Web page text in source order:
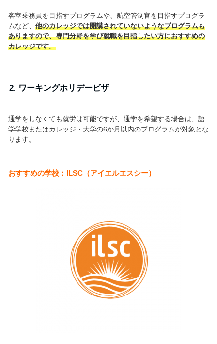
客室乗務員を目指すプログラムや、航空管制官を目指すプログラ
ムなど、 他のカレッジでは開講されていないようなプログラムも
ありますので、専門分野を学び就職を目指したい方におすすめの
カレッジです。
2. ワーキングホリデービザ
通学をしなくても就労は可能ですが、通学を希望する場合は、語
学学校またはカレッジ・大学の6か月以内のプログラムが対象とな
ります。
おすすめの学校：ILSC（アイエルエスシー）